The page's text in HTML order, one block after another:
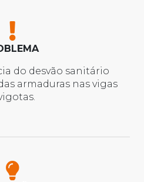
do desvão sanitário
armaduras nas vigas